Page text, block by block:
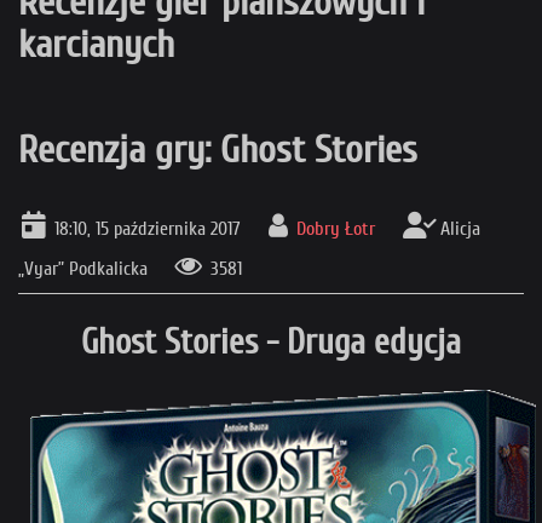
karcianych
Recenzja gry: Ghost Stories
18:10, 15 października 2017 Dobry Łotr
Alicja
„Vyar” Podkalicka
3581
Ghost Stories - Druga edycja